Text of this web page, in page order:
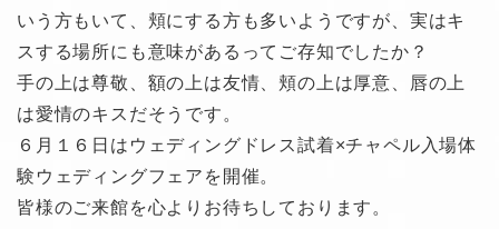
いう方もいて、頬にする方も多いようですが、実はキ
スする場所にも意味があるってご存知でしたか？
手の上は尊敬、額の上は友情、頬の上は厚意、唇の上
は愛情のキスだそうです。
６月１６日はウェディングドレス試着×チャペル入場体
験ウェディングフェアを開催。
皆様のご来館を心よりお待ちしております。